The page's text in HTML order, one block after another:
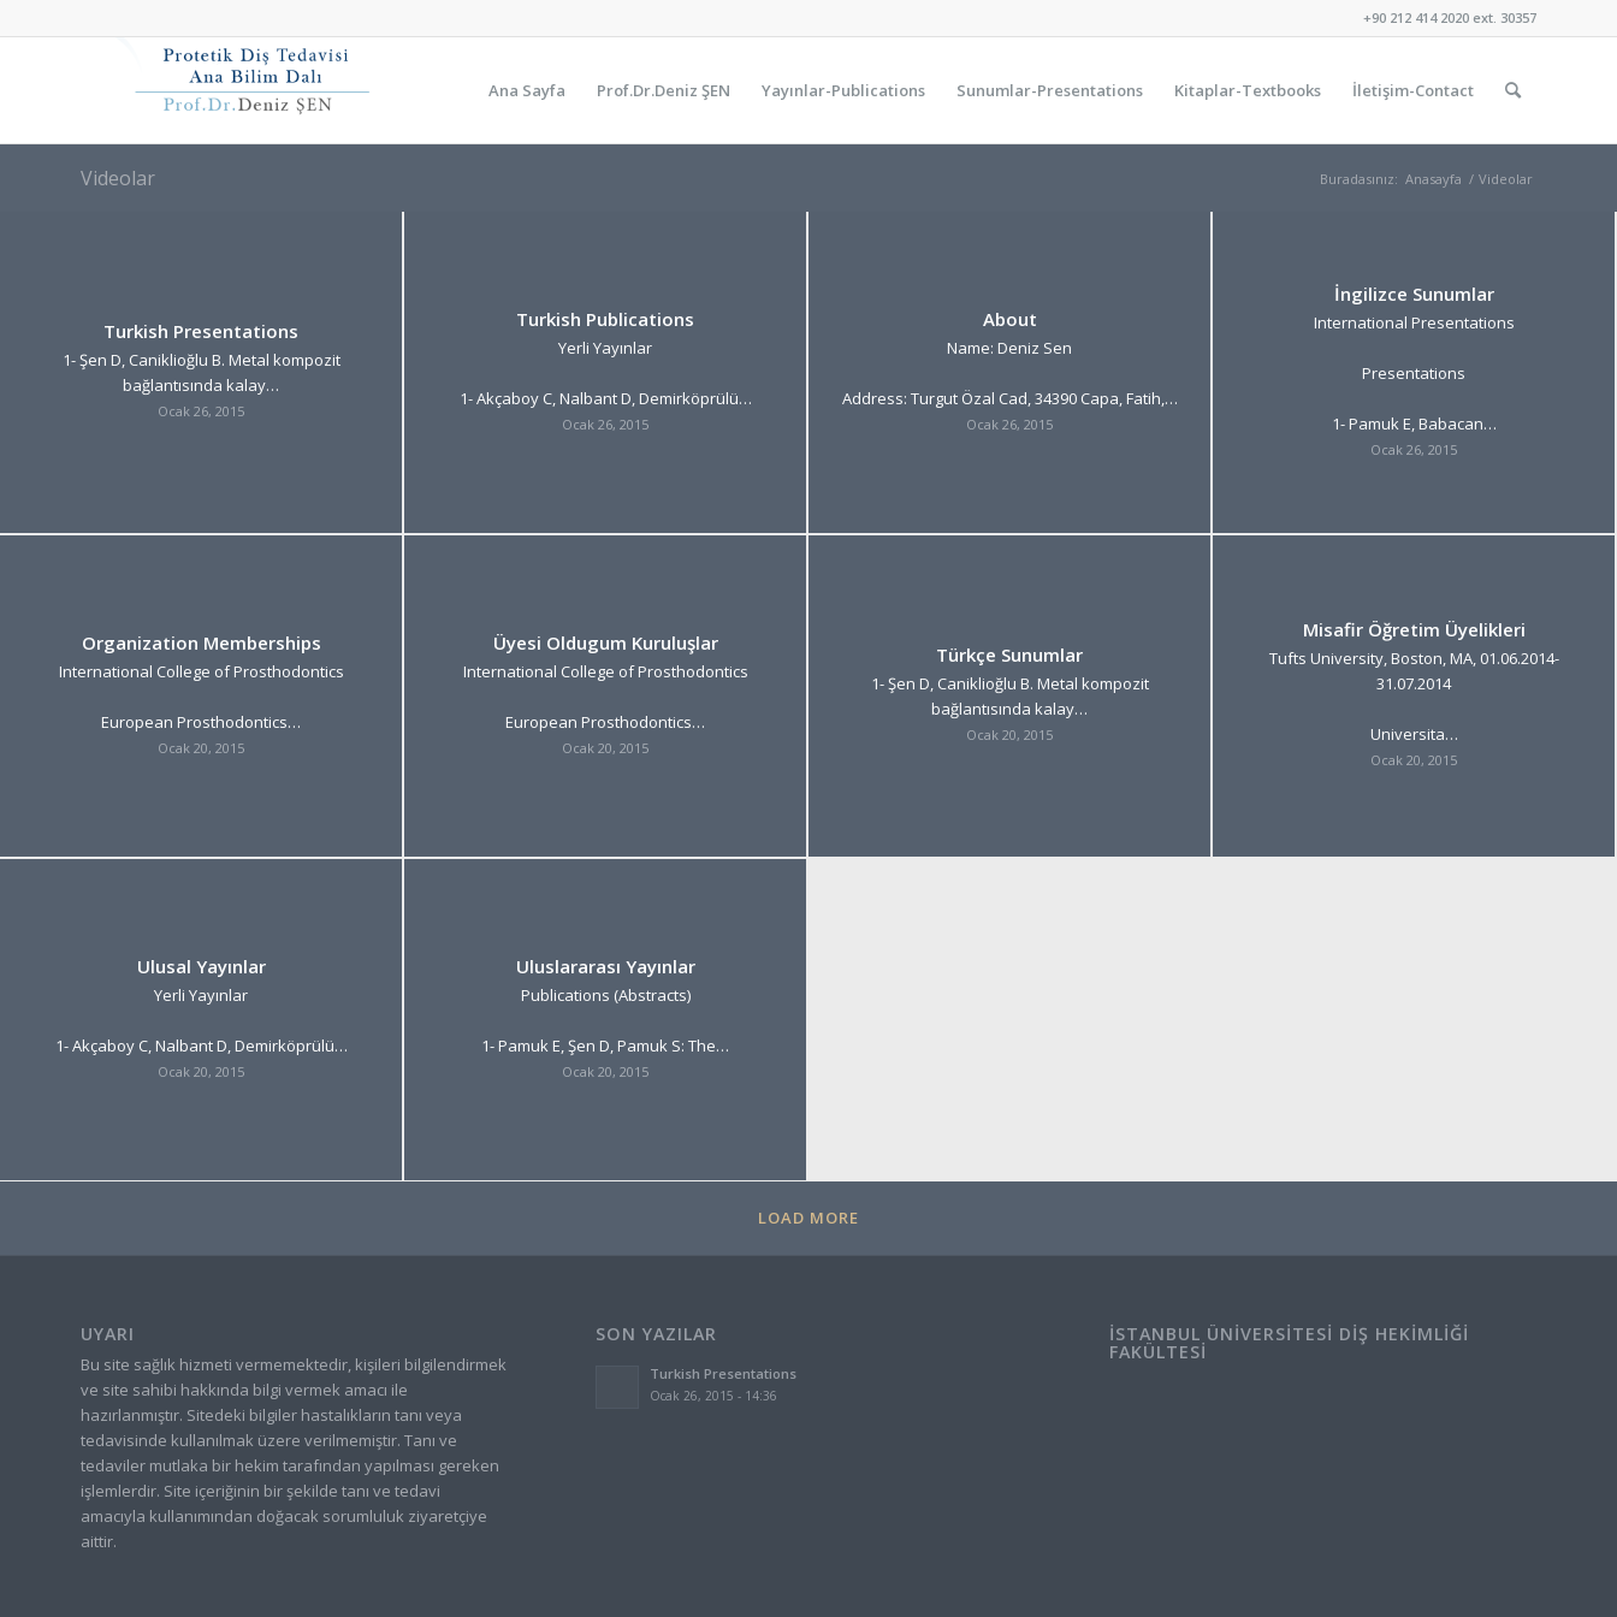
+90 212 414 2020 ext. 30357
Ana Sayfa Prof.Dr.Deniz ŞEN Yayınlar-Publications Sunumlar-Presentations Kitaplar-Textbooks İletişim-Contact
Videolar Buradasınız: Anasayfa / Videolar
Turkish Presentations
1- Şen D, Caniklioğlu B. Metal kompozit
bağlantısında kalay…
Ocak 26, 2015
Turkish Publications
Yerli Yayınlar
1- Akçaboy C, Nalbant D, Demirköprülü…
Ocak 26, 2015
About
Name: Deniz Sen
Address: Turgut Özal Cad, 34390 Capa, Fatih,…
Ocak 26, 2015
İngilizce Sunumlar
International Presentations
Presentations
1- Pamuk E, Babacan…
Ocak 26, 2015
Organization Memberships
International College of Prosthodontics
European Prosthodontics…
Ocak 20, 2015
Üyesi Oldugum Kuruluşlar
International College of Prosthodontics
European Prosthodontics…
Ocak 20, 2015
Türkçe Sunumlar
1- Şen D, Caniklioğlu B. Metal kompozit
bağlantısında kalay…
Ocak 20, 2015
Misafir Öğretim Üyelikleri
Tufts University, Boston, MA, 01.06.2014-
31.07.2014
Universita…
Ocak 20, 2015
Ulusal Yayınlar
Yerli Yayınlar
1- Akçaboy C, Nalbant D, Demirköprülü…
Ocak 20, 2015
Uluslararası Yayınlar
Publications (Abstracts)
1- Pamuk E, Şen D, Pamuk S: The…
Ocak 20, 2015
LOAD MORE
UYARI
Bu site sağlık hizmeti vermemektedir, kişileri bilgilendirmek
ve site sahibi hakkında bilgi vermek amacı ile
hazırlanmıştır. Sitedeki bilgiler hastalıkların tanı veya
tedavisinde kullanılmak üzere verilmemiştir. Tanı ve
tedaviler mutlaka bir hekim tarafından yapılması gereken
işlemlerdir. Site içeriğinin bir şekilde tanı ve tedavi
amacıyla kullanımından doğacak sorumluluk ziyaretçiye
aittir.
SON YAZILAR
Turkish Presentations
Ocak 26, 2015 - 14:36
İSTANBUL ÜNIVERSITESI DIŞ HEKIMLIĞI
FAKÜLTESI